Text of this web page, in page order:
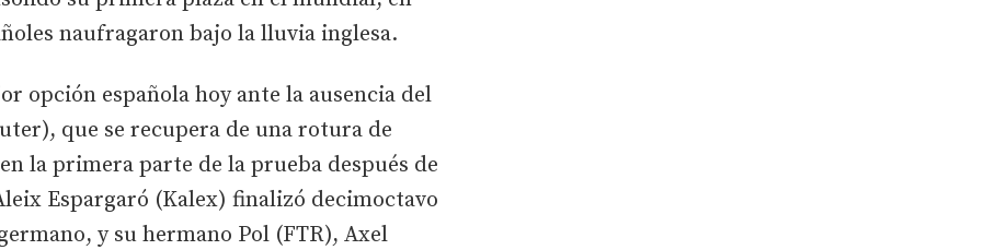
naufragaron bajo la lluvia inglesa.
opción española hoy ante la ausencia del
que se recupera de una rotura de
la primera parte de la prueba después de
Espargaró (Kalex) finalizó decimoctavo
y su hermano Pol (FTR), Axel